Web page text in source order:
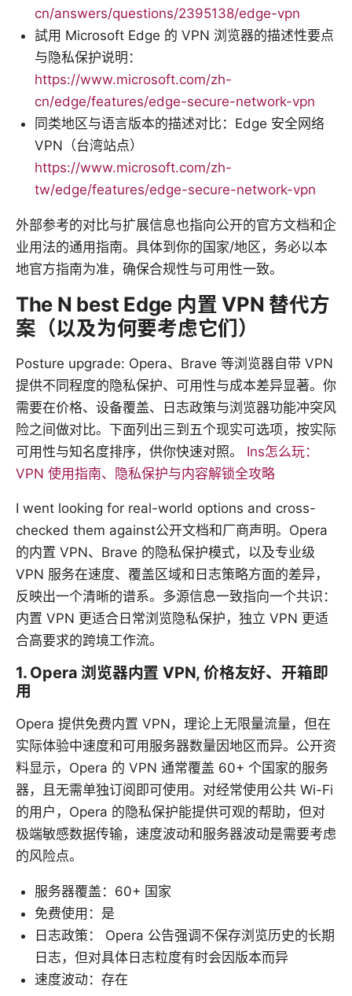
cn/answers/questions/2395138/edge-vpn
試用 Microsoft Edge 的 VPN 浏览器的描述性要点
与隐私保护说明：
https://www.microsoft.com/zh-
cn/edge/features/edge-secure-network-vpn
同类地区与语言版本的描述对比：Edge 安全网络
VPN（台湾站点）
https://www.microsoft.com/zh-
tw/edge/features/edge-secure-network-vpn
外部参考的对比与扩展信息也指向公开的官方文档和企
业用法的通用指南。具体到你的国家/地区，务必以本
地官方指南为准，确保合规性与可用性一致。
The N best Edge 内置 VPN 替代方
案（以及为何要考虑它们）
Posture upgrade: Opera、Brave 等浏览器自带 VPN
提供不同程度的隐私保护、可用性与成本差异显著。你
需要在价格、设备覆盖、日志政策与浏览器功能冲突风
险之间做对比。下面列出三到五个现实可选项，按实际
可用性与知名度排序，供你快速对照。 Ins怎么玩：
VPN 使用指南、隐私保护与内容解锁全攻略
I went looking for real-world options and cross-
checked them against公开文档和厂商声明。Opera
的内置 VPN、Brave 的隐私保护模式，以及专业级
VPN 服务在速度、覆盖区域和日志策略方面的差异，
反映出一个清晰的谱系。多源信息一致指向一个共识：
内置 VPN 更适合日常浏览隐私保护，独立 VPN 更适
合高要求的跨境工作流。
1. Opera 浏览器内置 VPN, 价格友好、开箱即
用
Opera 提供免费内置 VPN，理论上无限量流量，但在
实际体验中速度和可用服务器数量因地区而异。公开资
料显示，Opera 的 VPN 通常覆盖 60+ 个国家的服务
器，且无需单独订阅即可使用。对经常使用公共 Wi-Fi
的用户，Opera 的隐私保护能提供可观的帮助，但对
极端敏感数据传输，速度波动和服务器波动是需要考虑
的风险点。
服务器覆盖：60+ 国家
免费使用：是
日志政策： Opera 公告强调不保存浏览历史的长期
日志，但对具体日志粒度有时会因版本而异
速度波动：存在